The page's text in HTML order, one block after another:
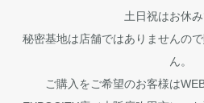
土日祝はお休み
秘密基地は店舗ではありませんの
ん。
ご購入をご希望のお客様は